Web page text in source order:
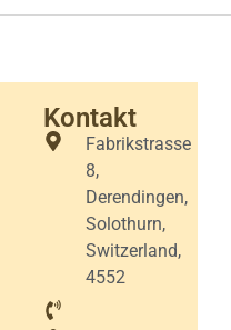
Kontakt
Fabrikstrasse
8,
Derendingen,
Solothurn,
Switzerland,
4552